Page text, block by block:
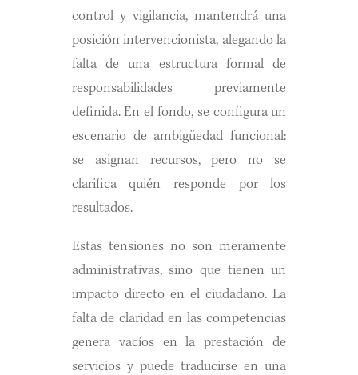
control y vigilancia, mantendrá una
posición intervencionista, alegando la
falta de una estructura formal de
responsabilidades previamente
definida. En el fondo, se configura un
escenario de ambigüedad funcional:
se asignan recursos, pero no se
clarifica quién responde por los
resultados.
Estas tensiones no son meramente
administrativas, sino que tienen un
impacto directo en el ciudadano. La
falta de claridad en las competencias
genera vacíos en la prestación de
servicios y puede traducirse en una